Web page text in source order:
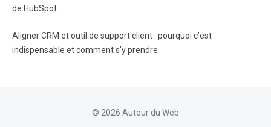
de HubSpot
Aligner CRM et outil de support client : pourquoi c’est
indispensable et comment s’y prendre
© 2026 Autour du Web